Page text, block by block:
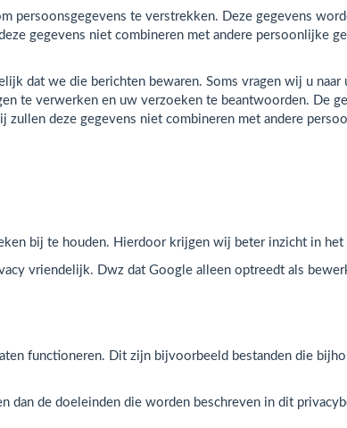
persoonsgegevens te verstrekken. Deze gegevens
gegevens niet combineren met andere persoonlijke
dat we die berichten bewaren. Soms vragen wij u
te verwerken en uw verzoeken te beantwoorden. De
deze gegevens niet combineren met andere
bij te houden. Hierdoor krijgen wij beter inzicht in
vriendelijk. Dwz dat Google alleen optreedt als
functioneren. Dit zijn bijvoorbeeld bestanden die
dan de doeleinden die worden beschreven in dit